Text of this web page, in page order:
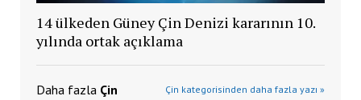
14 ülkeden Güney Çin Denizi kararının 10.
yılında ortak açıklama
Daha fazla Çin Çin kategorisinden daha fazla yazı »